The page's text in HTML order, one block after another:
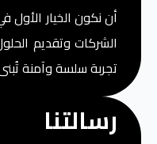
أن نكون الخيار
الشركات وتقديم
تجربة سلسة وآمنة
رسالتنا